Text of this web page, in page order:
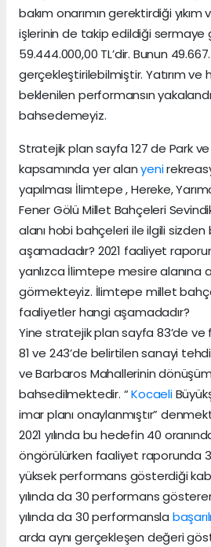
bakım onarımın gerektirdiği
işlerinin de takip edildiği sermaye
59.444.000,00 TL’dir. Bunun
gerçekleştirilebilmiştir. Yatırım ve
beklenilen performansın
bahsedemeyiz.
Stratejik plan sayfa 127 de Park
kapsamında yer alanyeni
yapılması İlimtepe , Hereke,
Fener Gölü Millet Bahçeleri
alanı hobi bahçeleri ile ilgili sizden
aşamadadır? 2021 faaliyet
yanlızca İlimtepe mesire
görmekteyiz. İlimtepe millet
faaliyetler hangi aşamadadır?
Yine stratejik plan sayfa 83’de
81 ve 243’de belirtilen sanayi
ve Barbaros Mahallerinin
bahsedilmektedir. “Kocaeli
imar planı onaylanmıştır”
2021 yılında bu hedefin 40
öngörülürken faaliyet raporunda
yüksek performans gösterdiği
yılında da 30 performans
yılında da 30 performansla başarılı
arda aynı gerçekleşen değeri